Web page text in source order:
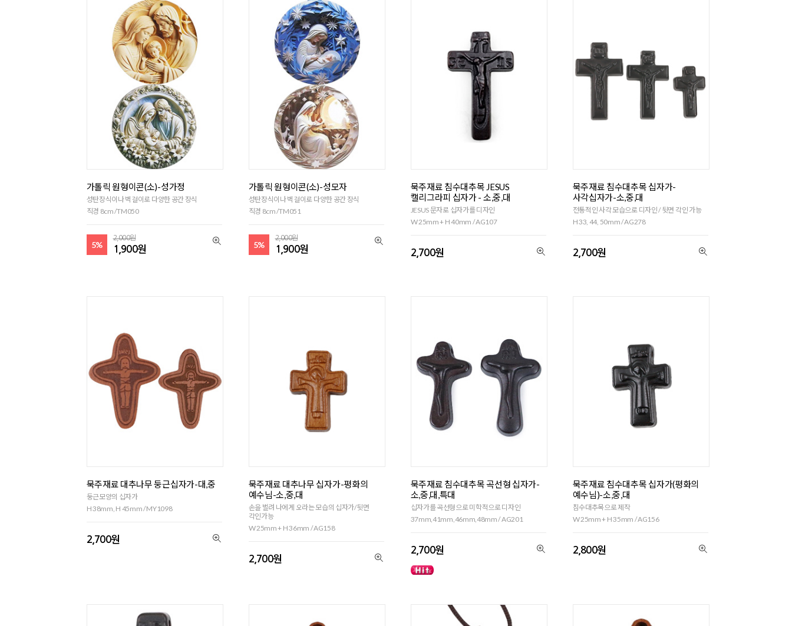
가톨릭 원형이콘(소)-성가정
성탄장식이나 벽걸이로 다양한 공간 장식
직경 8cm /TM050
5%
2,000원
1,900원
가톨릭 원형이콘(소)-성모자
성탄장식이나 벽걸이로 다양한 공간 장식
직경 8cm /TM051
5%
2,000원
1,900원
묵주재료 침수대추목 JESUS
캘리그라피 십자가 - 소,중,대
JESUS 문자로 십자가를 디자인
W 25mm + H 40mm / AG107
2,700원
묵주재료 침수대추목 십자가-
사각십자가-소,중,대
전통적인 사각 모습으로 디자인 / 뒷면 각인 가능
H 33, 44, 50mm / AG278
2,700원
묵주재료 대추나무 둥근십자가-대,중
둥근모양의 십자가
H 38mm, H 45mm / MY1098
2,700원
묵주재료 대추나무 십자가-평화의
예수님-소,중,대
손을 벌려 나에게 오라는 모습의 십자가/뒷면
각인가능
W 25mm + H 36mm / AG158
2,700원
묵주재료 침수대추목 곡선형 십자가-
소,중,대,특대
십자가를 곡선형으로 미학적으로 디자인
37mm,41mm,46mm,48mm / AG201
2,700원
묵주재료 침수대추목 십자가(평화의
예수님)-소,중,대
침수대추목으로 제작
W 25mm + H 35mm / AG156
2,800원